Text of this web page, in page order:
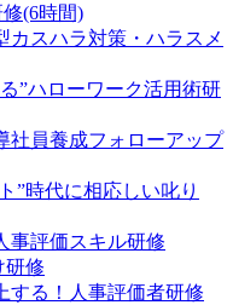
(6時間)
カスハラ対策・ハラスメ
”ハローワーク活用術研
社員養成フォローアップ
”時代に相応しい叱り
事評価スキル研修
研修
する！人事評価者研修